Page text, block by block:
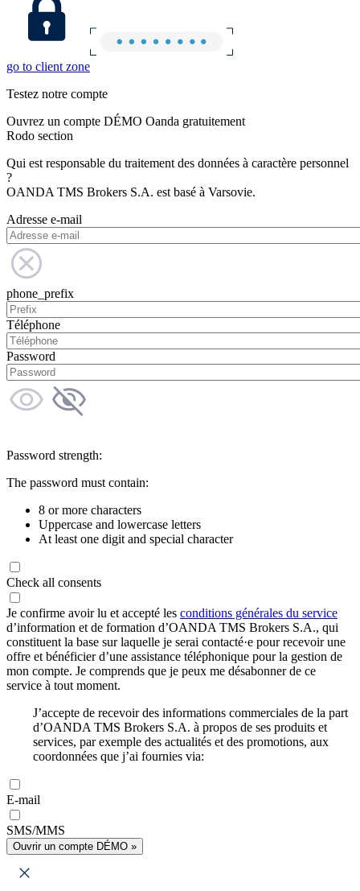
go to client zone
Testez notre compte
Ouvrez un compte DÉMO Oanda gratuitement
Rodo section
Qui est responsable du traitement des données à caractère personnel
?
OANDA TMS Brokers S.A. est basé à Varsovie.
Adresse e-mail
phone_prefix
Téléphone
Password
Password strength:
The password must contain:
8 or more characters
Uppercase and lowercase letters
At least one digit and special character
Check all consents
Je confirme avoir lu et accepté les conditions générales du service
d’information et de formation d’OANDA TMS Brokers S.A., qui
constituent la base sur laquelle je serai contacté·e pour recevoir une
offre et bénéficier d’une assistance téléphonique pour la gestion de
mon compte. Je comprends que je peux me désabonner de ce
service à tout moment.
J’accepte de recevoir des informations commerciales de la part
d’OANDA TMS Brokers S.A. à propos de ses produits et
services, par exemple des actualités et des promotions, aux
coordonnées que j’ai fournies via:
E-mail
SMS/MMS
Ouvrir un compte DÉMO »